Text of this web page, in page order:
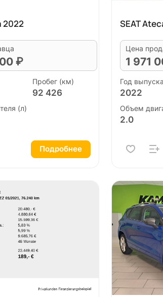
2022
₽
Пробег (км)
92 426
(л)
Подробнее
SEAT
Цена
1 971
Год выпуска
2022
Объем
2.0